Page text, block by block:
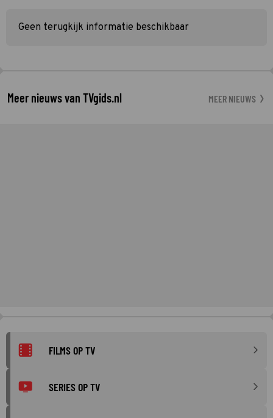
Geen terugkijk informatie beschikbaar
Meer nieuws van TVgids.nl MEER NIEUWS
FILMS OP TV
SERIES OP TV